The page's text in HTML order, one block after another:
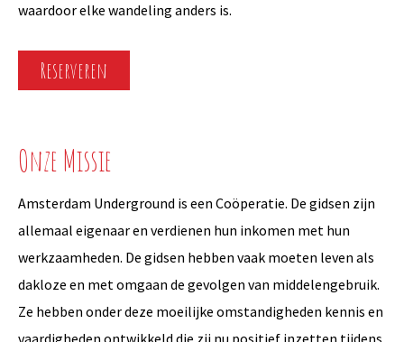
waardoor elke wandeling anders is.
Reserveren
Onze Missie
Amsterdam Underground is een Coöperatie. De gidsen zijn
allemaal eigenaar en verdienen hun inkomen met hun
werkzaamheden. De gidsen hebben vaak moeten leven als
dakloze en met omgaan de gevolgen van middelengebruik.
Ze hebben onder deze moeilijke omstandigheden kennis en